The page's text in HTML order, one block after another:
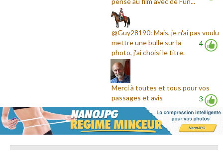
4
@Guy28190: Mais, je n'ai pas voulu
mettre une bulle sur la
photo, j'ai choisi le titre.
3
Merci à toutes et tous pour vos
passages et avis